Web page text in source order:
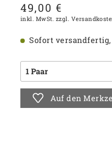
49,00 €
inkl. MwSt. zzgl.
Sofort
Auf den